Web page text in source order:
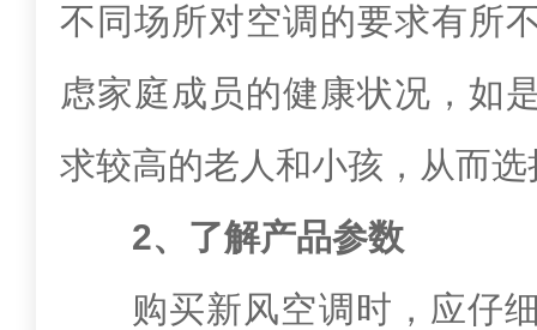
不同场所对空调的要求有所
虑家庭成员的健康状况，如
求较高的老人和小孩，从而
2、了解产品参数
购买新风空调时，应仔